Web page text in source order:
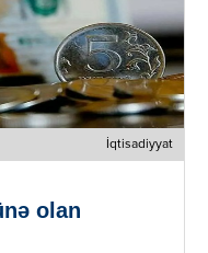
İqtisadiyyat
olan